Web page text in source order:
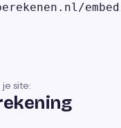
site: